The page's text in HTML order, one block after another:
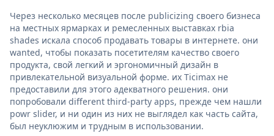
Через несколько месяцев после publicizing своего бизнеса
на местных ярмарках и ремесленных выставках rbia
shades искала способ продавать товары в интернете. они
wanted, чтобы показать посетителям качество своего
продукта, свой легкий и эргономичный дизайн в
привлекательной визуальной форме. их Ticimax не
предоставили для этого адекватного решения. они
попробовали different third-party apps, прежде чем нашли
powr slider, и ни один из них не выглядел как часть сайта,
был неуклюжим и трудным в использовании.